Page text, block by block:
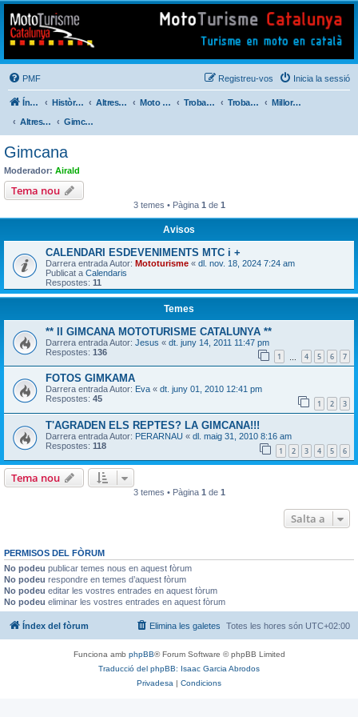
Mototurisme
Turisme en moto en català
PMF Inicia la sessió
Registreu-vos
Índex del fòrum Històric de Mototurisme Altres activitats Moto Perdido Extrem Trobada Familiar Trobades Viatgers Catalans
Millores i Incidències del Nou Fòrum (2014)
Altres . . .
Gimcana
Gimcana
Moderador: Airald
Tema nou
3 temes • Pàgina 1 de 1
Avisos
CALENDARI ESDEVENIMENTS MTC i +
Darrera entrada Autor: Mototurisme « dl. nov. 18, 2024 7:24 am
Publicat a Calendaris
Respostes: 11
Temes
** II GIMCANA MOTOTURISME CATALUNYA **
Darrera entrada Autor: Jesus « dt. juny 14, 2011 11:47 pm
Respostes: 136 1 4 5 6 7
FOTOS GIMKAMA
Darrera entrada Autor: Eva « dt. juny 01, 2010 12:41 pm
Respostes: 45 1 2 3
T'AGRADEN ELS REPTES? LA GIMCANA!!!
Darrera entrada Autor: PERARNAU « dl. maig 31, 2010 8:16 am
Respostes: 118 1 2 3 4 5 6
Tema nou
3 temes • Pàgina 1 de 1
Salta a
PERMISOS DEL FÒRUM
No podeu publicar temes nous en aquest fòrum
No podeu respondre en temes d’aquest fòrum
No podeu editar les vostres entrades en aquest fòrum
No podeu eliminar les vostres entrades en aquest fòrum
Índex del fòrum Totes les hores són UTC+02:00
Elimina les galetes
Funciona amb phpBB® Forum Software © phpBB Limited
Traducció del phpBB: Isaac Garcia Abrodos
Privadesa | Condicions